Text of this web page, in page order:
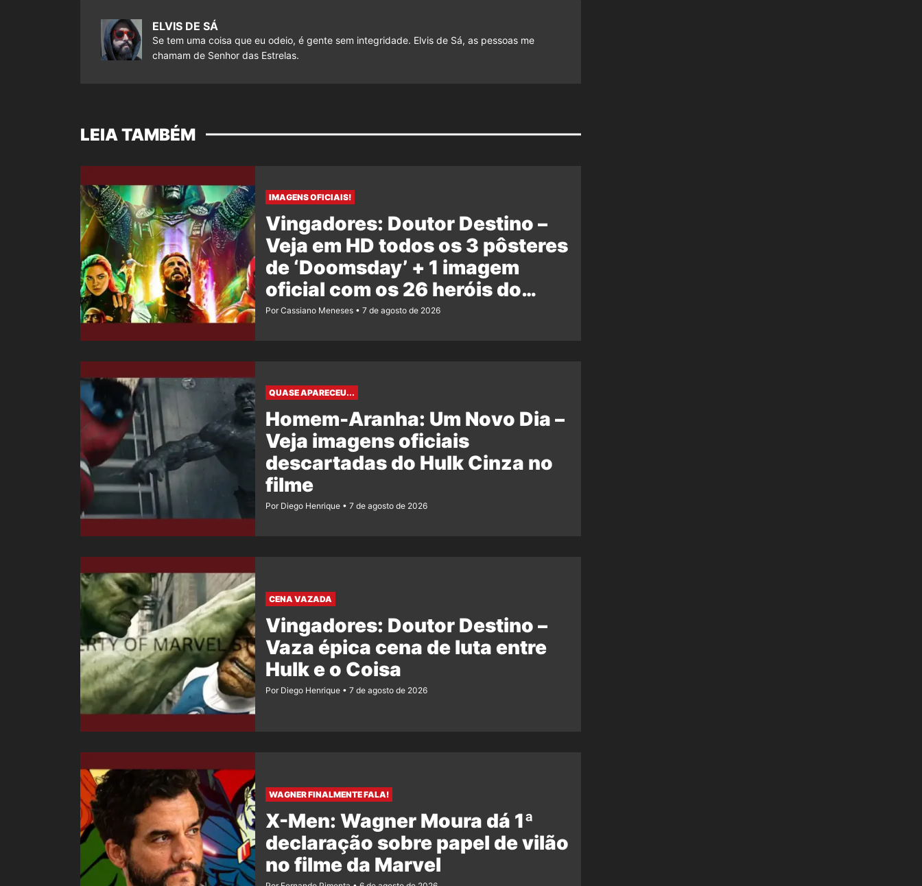
ELVIS DE SÁ
Se tem uma coisa que eu odeio, é gente sem integridade. Elvis de Sá, as pessoas me
chamam de Senhor das Estrelas.
LEIA TAMBÉM
IMAGENS OFICIAIS!
Vingadores: Doutor Destino –
Veja em HD todos os 3 pôsteres
de ‘Doomsday’ + 1 imagem
oficial com os 26 heróis do
filme
Por Cassiano Meneses 7 de agosto de 2026
QUASE APARECEU...
Homem-Aranha: Um Novo Dia –
Veja imagens oficiais
descartadas do Hulk Cinza no
filme
Por Diego Henrique 7 de agosto de 2026
CENA VAZADA
Vingadores: Doutor Destino –
Vaza épica cena de luta entre
Hulk e o Coisa
Por Diego Henrique 7 de agosto de 2026
WAGNER FINALMENTE FALA!
X-Men: Wagner Moura dá 1ª
declaração sobre papel de vilão
no filme da Marvel